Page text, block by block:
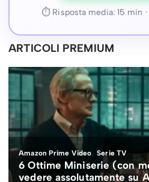
⏱ Risposta media: 15 min ·
ARTICOLI PREMIUM